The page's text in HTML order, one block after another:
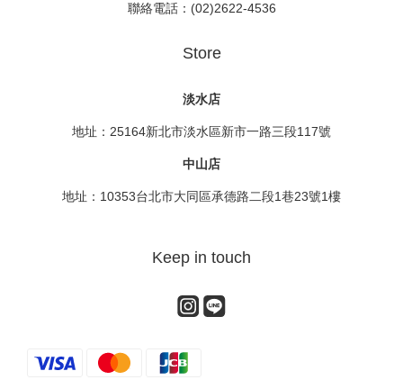
聯絡電話：(02)2622-4536
Store
淡水店
地址：25164新北市淡水區新市一路三段117號
中山店
地址：10353台北市大同區承德路二段1巷23號1樓
Keep in touch